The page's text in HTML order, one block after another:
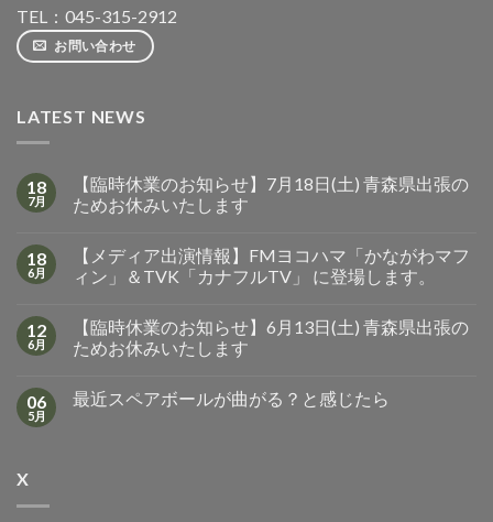
TEL：045-315-2912
お問い合わせ
LATEST NEWS
18
7月
【臨時休業のお知らせ】7月18日(土) 青森県出張の
ためお休みいたします
18
6月
【メディア出演情報】FMヨコハマ「かながわマフ
ィン」＆TVK「カナフルTV」 に登場します。
12
6月
【臨時休業のお知らせ】6月13日(土) 青森県出張の
ためお休みいたします
06
5月
最近スペアボールが曲がる？と感じたら
X